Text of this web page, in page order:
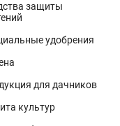
защиты
удобрения
для дачников
культур